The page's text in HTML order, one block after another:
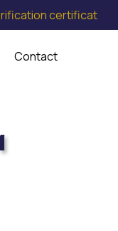
certificat
Contact